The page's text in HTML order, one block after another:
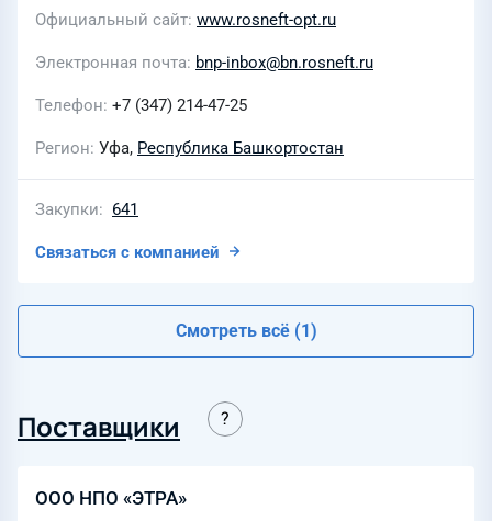
Официальный сайт www.rosneft-opt.ru
Электронная почта bnp-inbox@bn.rosneft.ru
Телефон +7 (347) 214-47-25
Регион Уфа, Республика Башкортостан
Закупки 641
Связаться с компанией
Смотреть всё (1)
Поставщики
ООО НПО «ЭТРА»